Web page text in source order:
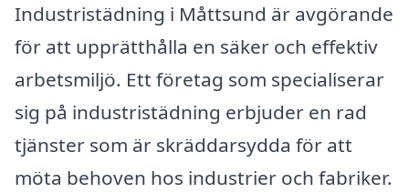
Industristädning i Måttsund är avgörande
för att upprätthålla en säker och effektiv
arbetsmiljö. Ett företag som specialiserar
sig på industristädning erbjuder en rad
tjänster som är skräddarsydda för att
möta behoven hos industrier och fabriker.